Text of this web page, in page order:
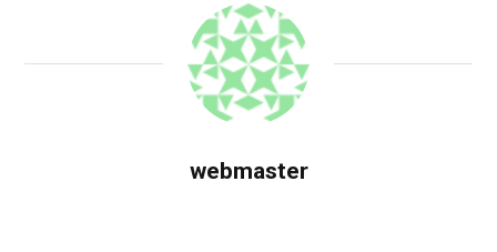
webmaster